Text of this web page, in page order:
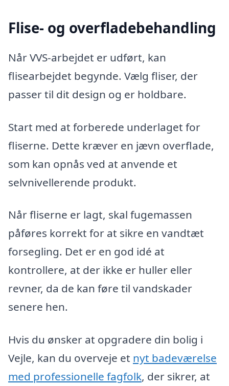
Flise- og overfladebehandling
Når VVS-arbejdet er udført, kan
flisearbejdet begynde. Vælg fliser, der
passer til dit design og er holdbare.
Start med at forberede underlaget for
fliserne. Dette kræver en jævn overflade,
som kan opnås ved at anvende et
selvnivellerende produkt.
Når fliserne er lagt, skal fugemassen
påføres korrekt for at sikre en vandtæt
forsegling. Det er en god idé at
kontrollere, at der ikke er huller eller
revner, da de kan føre til vandskader
senere hen.
Hvis du ønsker at opgradere din bolig i
Vejle, kan du overveje et nyt badeværelse
med professionelle fagfolk, der sikrer, at